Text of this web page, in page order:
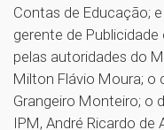
Contas de Educação;
gerente de
pelas autoridades do
Milton Flávio Moura; o
Grangeiro Monteiro; o
IPM, André Ricardo de